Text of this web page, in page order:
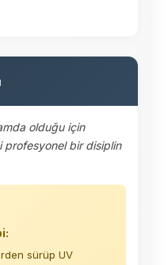
olduğu için
profesyonel bir disiplin
sürüp UV